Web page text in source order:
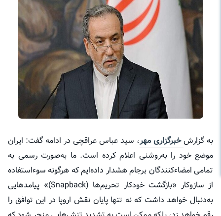
به گزارشخبرگزاری مهر، سید عباس عراقچی در ادامه گفت: ایران
موضع خود را به‌روشنی اعلام کرده است. ما به‌صورت رسمی به
تمامی امضاءکنندگان برجام هشدار داده‌ایم که هرگونه سوء‌استفاده
از سازوکار «بازگشت خودکار تحریم‌ها (Snapback)» پیامدهایی
به‌دنبال خواهد داشت که نه تنها پایان نقش اروپا در این توافق را